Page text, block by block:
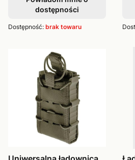
dostępności
Dostępność: brak towaru